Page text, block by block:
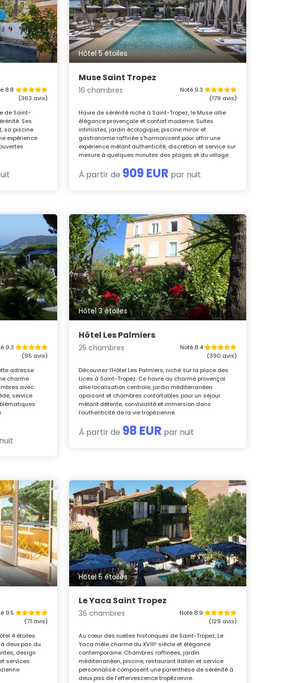
8.8
(363 avis)
de Saint-
Ses
sa piscine
expérience
Hôtel 5 étoiles
Muse Saint Tropez
16 chambres
Noté 9.3
(179 avis)
Havre de sérénité niché à Saint-Tropez, le Muse allie
élégance provençale et confort moderne. Suites
intimistes, jardin écologique, piscine miroir et
gastronomie raffinée s'harmonisent pour offrir une
expérience mêlant authenticité, discrétion et service sur
mesure à quelques minutes des plages et du village.
À partir de 909 EUR par nuit
9.3
(95 avis)
adresse
charme
avec
service
Hôtel 3 étoiles
Hôtel Les Palmiers
25 chambres
Noté 8.4
(390 avis)
Découvrez l’Hôtel Les Palmiers, niché sur la place des
Lices à Saint-Tropez. Ce havre au charme provençal
allie localisation centrale, jardin méditerranéen
apaisant et chambres confortables pour un séjour
mêlant détente, convivialité et immersion dans
l’authenticité de la vie tropézienne.
À partir de 98 EUR par nuit
9.5
(71 avis)
4 étoiles
deux pas du
design
services
Hôtel 5 étoiles
Le Yaca Saint Tropez
36 chambres
Noté 8.9
(129 avis)
Au cœur des ruelles historiques de Saint-Tropez, Le
Yaca mêle charme du XVIIIᵉ siècle et élégance
contemporaine. Chambres raffinées, jardin
méditerranéen, piscine, restaurant italien et service
personnalisé composent une parenthèse de sérénité à
deux pas de l’effervescence tropézienne.